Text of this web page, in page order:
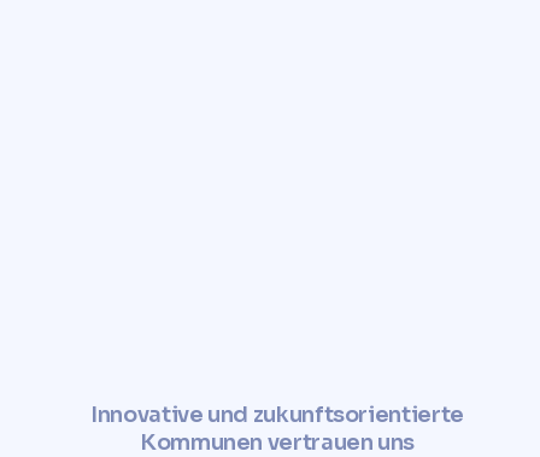
Innovative und zukunftsorientierte
Kommunen vertrauen uns